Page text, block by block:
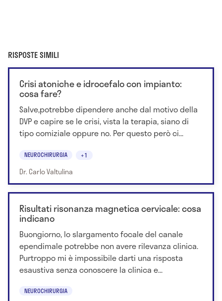
RISPOSTE SIMILI
Crisi atoniche e idrocefalo con impianto:
cosa fare?
Salve,potrebbe dipendere anche dal motivo della
DVP e capire se le crisi, vista la terapia, siano di
tipo comiziale oppure no. Per questo però ci...
NEUROCHIRURGIA +1
Dr. Carlo Valtulina
Risultati risonanza magnetica cervicale: cosa
indicano
Buongiorno, lo slargamento focale del canale
ependimale potrebbe non avere rilevanza clinica.
Purtroppo mi è impossibile darti una risposta
esaustiva senza conoscere la clinica e...
NEUROCHIRURGIA